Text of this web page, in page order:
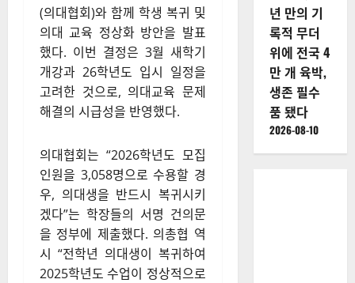
(의대협회)와 함께 학생 복귀 및
의대 교육 정상화 방안을 발표
했다. 이번 결정은 3월 새학기
개강과 26학년도 입시 일정을
고려한 것으로, 의대교육 문제
해결의 시급성을 반영했다.
의대협회는 “2026학년도 모집
인원을 3,058명으로 수용할 경
우, 의대생을 반드시 복귀시키
겠다”는 학장들의 서명 건의문
을 정부에 제출했다. 의총협 역
시 “전학년 의대생이 복귀하여
2025학년도 수업이 정상적으로
년 만의 기
록적 무더
위에 전국 4
만 개 육박,
생존 필수
품 됐다
2026-08-10